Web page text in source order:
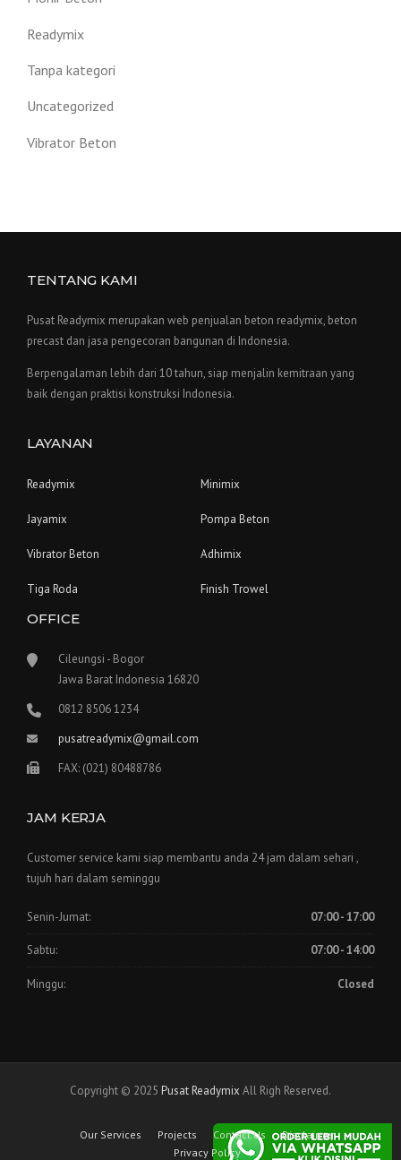
Readymix
Tanpa kategori
Uncategorized
Vibrator Beton
TENTANG KAMI
Pusat Readymix merupakan web penjualan beton readymix, beton
precast dan jasa pengecoran bangunan di Indonesia.
Berpengalaman lebih dari 10 tahun, siap menjalin kemitraan yang
baik dengan praktisi konstruksi Indonesia.
LAYANAN
Readymix Minimix
Jayamix Pompa Beton
Vibrator Beton Adhimix
Tiga Roda Finish Trowel
OFFICE
Cileungsi - Bogor
Jawa Barat Indonesia 16820
0812 8506 1234
pusatreadymix@gmail.com
FAX: (021) 80488786
JAM KERJA
Customer service kami siap membantu anda 24 jam dalam sehari ,
tujuh hari dalam seminggu
Senin-Jumat: 07:00 - 17:00
Sabtu: 07:00 - 14:00
Minggu: Closed
Copyright © 2025 Pusat Readymix All Righ Reserved.
Our Services Projects Contact Us
Disclaimer
Privacy Policy